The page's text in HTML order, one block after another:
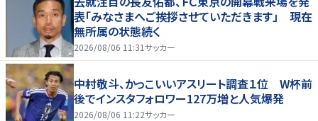
表「みなさまへご挨拶させていただきます」 現在
無所属の状態続く
2026/08/06 11:31サッカー
中村敬斗、かっこいいアスリート調査１位 W杯前
後でインスタフォロワー127万増と人気爆発
2026/08/06 11:22サッカー